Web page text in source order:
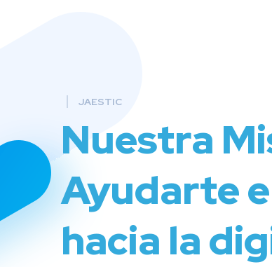
JAESTIC
Nuestra
Ayudarte
hacia la